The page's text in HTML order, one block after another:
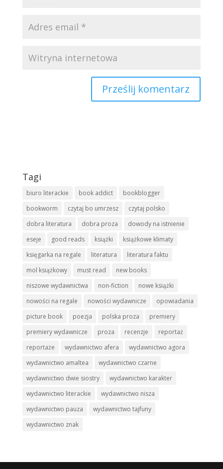
Tagi
biuro literackie book addict
bookblogger
bookworm
czytaj bo umrzesz
czytaj polsko
dobra literatura
dobra proza
dowody na istnienie
eseje
good reads książki
książkowe klimaty
księgarka na regale
literatura
literatura faktu
mol książkowy
must read
new books
niszowe wydawnictwa
non-fiction
nowe książki
nowości na regale
nowości wydawnicze
opowiadania
picture book
poezja polska proza
premiery
premiery wydawnicze
proza recenzje
reportaż
reportaże
wydawnictwo afera
wydawnictwo agora
wydawnictwo amaltea
wydawnictwo czarne
wydawnictwo dwie siostry
wydawnictwo karakter
wydawnictwo literackie
wydawnictwo nisza
wydawnictwo pauza
wydawnictwo tajfuny
wydawnictwo znak